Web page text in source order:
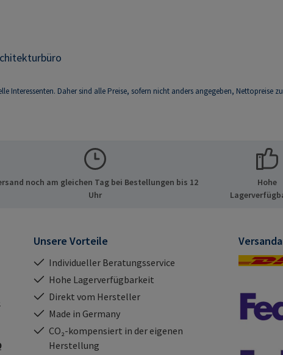
Interessenten. Daher sind alle Preise, sofern nicht anders angegeben, Nettopreise
noch am gleichen Tag bei Bestellungen bis 12
Uhr
Hohe
Unsere Vorteile
Individueller Beratungsservice
Hohe Lagerverfügbarkeit
Direkt vom Hersteller
Made in Germany
CO₂-kompensiert in der eigenen
Herstellung